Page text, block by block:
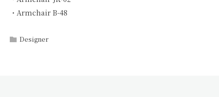
・Armchair B-48
Designer